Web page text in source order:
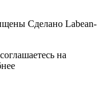
Сделано Labean-
на